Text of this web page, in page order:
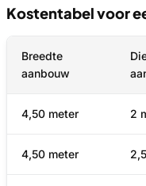
Kostentabel voor
Breedte
aanbouw
4,50 meter 2
4,50 meter